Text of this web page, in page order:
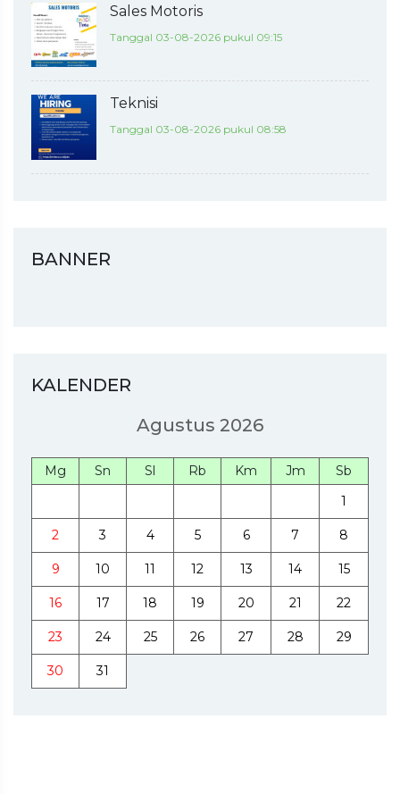
Sales Motoris
Tanggal 03-08-2026 pukul 09:15
Teknisi
Tanggal 03-08-2026 pukul 08:58
BANNER
KALENDER
Agustus 2026
Mg Sn Sl Rb Km Jm
Sb
1
2 3 4 5 6 7 8
9 10 11 12 13 14 15
16 17 18 19 20 21 22
23 24 25 26 27 28 29
30 31